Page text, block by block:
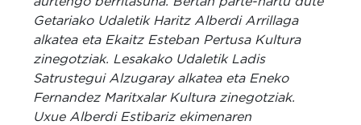
Getariako Udaletik Haritz Alberdi Arrillaga
alkatea eta Ekaitz Esteban Pertusa Kultura
zinegotziak. Lesakako Udaletik Ladis
Satrustegui Alzugaray alkatea eta Eneko
Fernandez Maritxalar Kultura zinegotziak.
Uxue Alberdi Estibariz ekimenaren